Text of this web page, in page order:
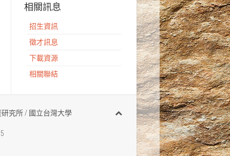
相關訊息
招生資訊
徵才訊息
下載資源
相關聯結
研究所 / 國立台灣大學